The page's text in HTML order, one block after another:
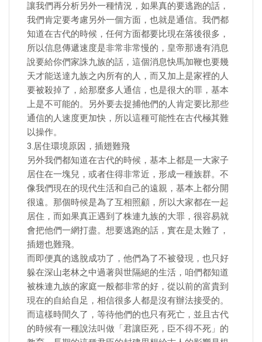
讓我們再分析另外一種情況，如果真的要逃跑的話，
我們肯定要考慮另外一個方面，也就是通信。我們都
知道在古代的時候，任何方面都要比現在落後很多，
所以信息傳遞速度是非常非常慢的，皇帝那邊有消息
說要給你們家誅九族的話，這個消息快馬加鞭也要幾
天才能送達九族之內所有的人，而又加上是家裡的人
要被殺掉了，給那麼多人通信，也是很大的罪，基本
上是不可能的。另外要去捉捕他們的人肯定要比那些
通信的人速度更加快，所以這種可能性在古代極其難
以操作。
3.居住環境原因，插翅難飛
另外我們都知道在古代的時候，基本上都是一大家子
居住在一塊兒，或者住得非常近，形成一種族群。不
像我們現在的現代生活和自己的遠親，基本上都分開
很遠。那個時候是為了互相照顧，所以大家都在一起
居住，而如果真正遇到了株連九族的大罪，很容易就
會把他們一網打盡。想要逃跑的話，實在是太難了，
插翅也難飛。
而即便真的逃脫成功了，他們為了不被發現，也只好
躲在深山老林之中過著與世隔絕的生活，咱們都知道
被株連九族的家庭一般都非常的好，從以前的富貴到
現在的自給自足，相信很多人都是沒有辦法接受的。
而這樣時間久了，等待他們的也只有死亡，並且古代
的時候有一種說法叫做「君讓臣死，臣不得不死」的